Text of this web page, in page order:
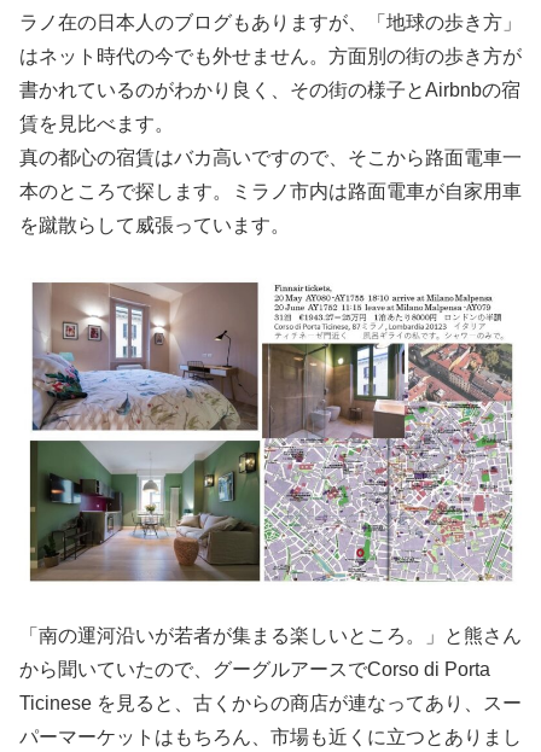
ラノ在の日本人のブログもありますが、「地球の歩き方」
はネット時代の今でも外せません。方面別の街の歩き方が
書かれているのがわかり良く、その街の様子とAirbnbの宿
賃を見比べます。
真の都心の宿賃はバカ高いですので、そこから路面電車一
本のところで探します。ミラノ市内は路面電車が自家用車
を蹴散らして威張っています。
「南の運河沿いが若者が集まる楽しいところ。」と熊さん
から聞いていたので、グーグルアースでCorso di Porta
Ticinese を見ると、古くからの商店が連なってあり、スー
パーマーケットはもちろん、市場も近くに立つとありまし